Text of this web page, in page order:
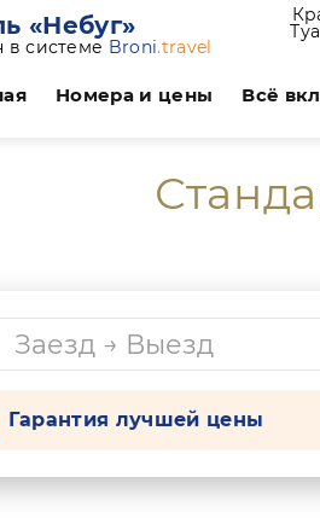
«Небуг»
в системе Broni.travel
Номера и цены Всё
Гарантия лучшей цены